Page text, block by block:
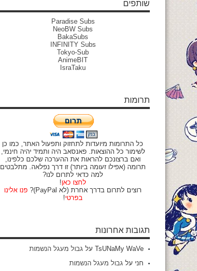
שותפים
Paradise Subs
NeoBW Subs
BakaSubs
INFINITY Subs
Tokyo-Sub
AnimeBIT
IsraTaku
תרומות
כל התרומות מיועדות לתחזוק ותפעול האתר, כמו כן
לשימור כל ההוצאות. פאנסאב היה ותמיד יהיה חינמי,
ואם ברצונכם להראות את ההערכה שלכם כלפינו,
תרומה (אפילו זעומה ביותר) זו דרך נפלאה. מתלבטים
למה כדאי לתרום לנו?
לחצו כאן!
רוצים לתרום בדרך אחרת (לא PayPal)?
פנו אלינו
בפרטי!
תגובות אחרונות
TsUNaMy WaVe על גבול מעגל הנשמות
חני על גבול מעגל הנשמות